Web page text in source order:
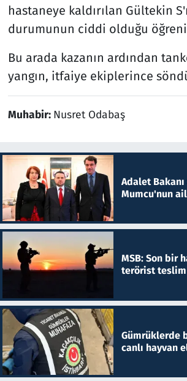
hastaneye kaldırılan Gültekin
durumunun ciddi olduğu
Bu arada kazanın ardından
yangın, itfaiye ekiplerince
Muhabir: Nusret Odabaş
Adalet
Mumcu'nun
MSB: Son bir
terörist
Gümrüklerde
canlı hayvan